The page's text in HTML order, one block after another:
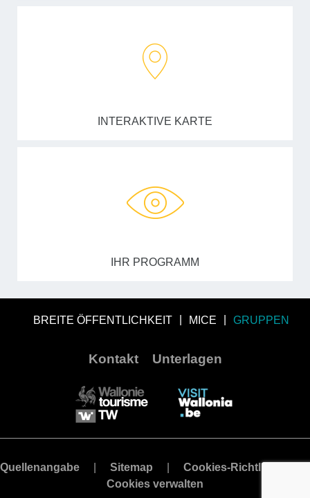
INTERAKTIVE KARTE
IHR PROGRAMM
BREITE ÖFFENTLICHKEIT MICE GRUPPEN
Kontakt Unterlagen
Quellenangabe Sitemap
Cookies-Richtlinie
Cookies verwalten